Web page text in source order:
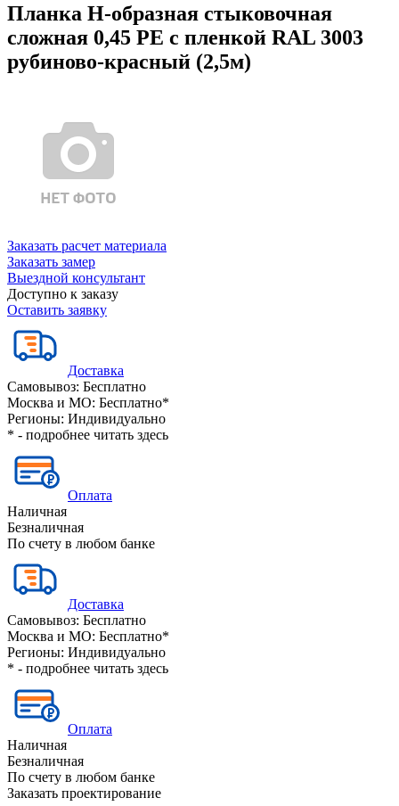
Планка Н-образная стыковочная
сложная 0,45 PE с пленкой RAL 3003
рубиново-красный (2,5м)
Заказать расчет материала
Заказать замер
Выездной консультант
Доступно к заказу
Оставить заявку
Доставка
Самовывоз: Бесплатно
Москва и МО: Бесплатно*
Регионы: Индивидуально
* - подробнее читать здесь
Оплата
Наличная
Безналичная
По счету в любом банке
Доставка
Самовывоз: Бесплатно
Москва и МО: Бесплатно*
Регионы: Индивидуально
* - подробнее читать здесь
Оплата
Наличная
Безналичная
По счету в любом банке
Заказать проектирование